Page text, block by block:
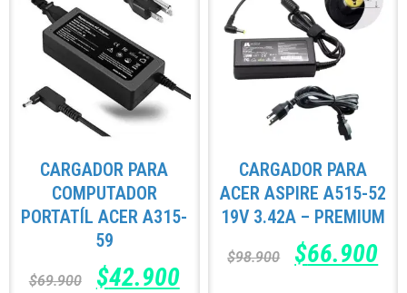
CARGADOR PARA
COMPUTADOR
PORTATÍL ACER A315-
59
$69.900 $42.900
CARGADOR PARA
ACER ASPIRE A515-52
19V 3.42A – PREMIUM
$98.900 $66.900